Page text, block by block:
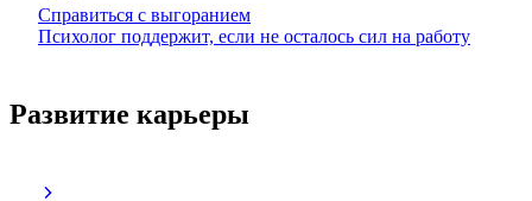
Справиться с выгоранием
Психолог поддержит, если не осталось сил на работу
Развитие карьеры